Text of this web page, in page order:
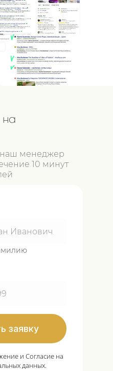
Week /
Яндекс
Топ
модель,
актриса
Ирина
Бузинова
на
менеджер
10 минут
заявку
и Согласие на
данных.